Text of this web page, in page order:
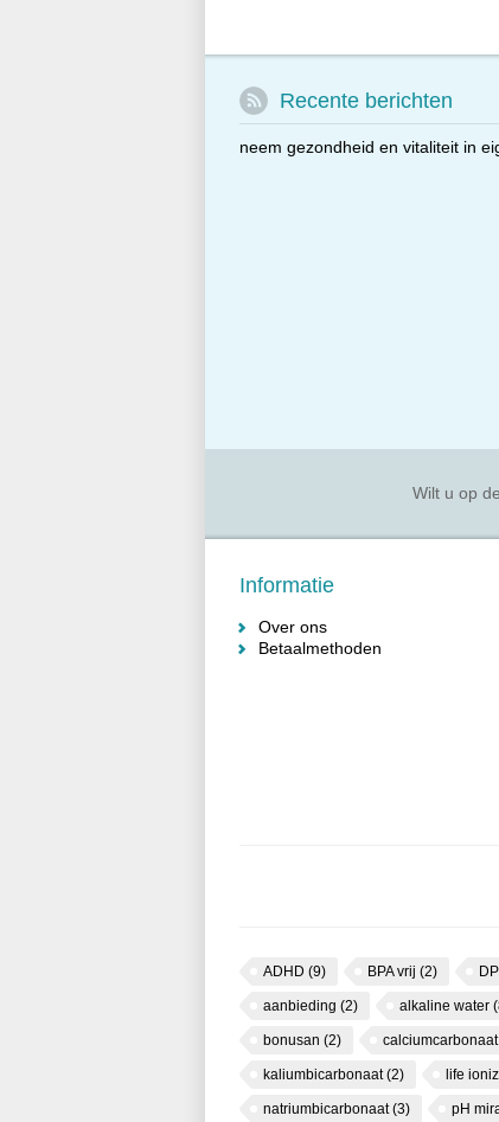
Recente berichten
neem gezondheid en vitaliteit in
Wilt u op
Informatie
Over ons
Betaalmethoden
ADHD (9) BPA vrij (2)
aanbieding (2) alkaline water
bonusan (2) calciumcarbonaat
kaliumbicarbonaat(2) life
natriumbicarbonaat(3) pH